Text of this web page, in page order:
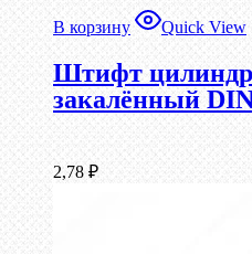
В корзину Quick View
Штифт
закалённый
2,78 ₽